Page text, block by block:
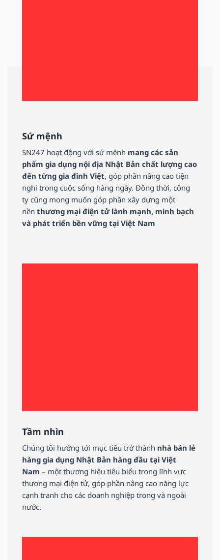
Sứ mệnh
SN247 hoạt động với sứ mệnh mang các sản
phẩm gia dụng nội địa Nhật Bản chất lượng cao
đến từng gia đình Việt, góp phần nâng cao tiện
nghi trong cuộc sống hàng ngày. Đồng thời, công
ty cũng mong muốn góp phần xây dựng một
nền thương mại điện tử lành mạnh, minh bạch
và phát triển bền vững tại Việt Nam
Tầm nhìn
Chúng tôi hướng tới mục tiêu trở thành nhà bán lẻ
hàng gia dụng Nhật Bản hàng đầu tại Việt
Nam – một thương hiệu tiêu biểu trong lĩnh vực
thương mại điện tử, góp phần nâng cao năng lực
cạnh tranh cho các doanh nghiệp trong và ngoài
nước.